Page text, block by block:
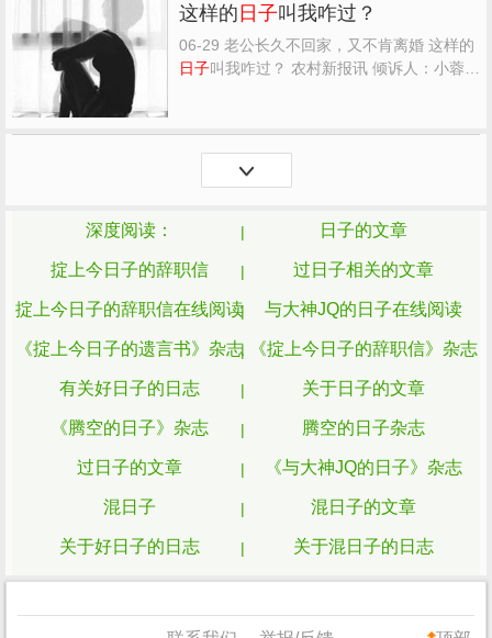
议都被他以“太累”“乱花钱”“折腾”等借口否决
后，...
这样的 日子叫我咋过？
06-29 老公长久不回家，又不肯离婚 这样的
日子叫我咋过？ 农村新报讯 倾诉人：小蓉
初一，他除夕没在家过，直到初一才回屋。
，公公婆婆心想...
深度阅读： 日子的文章
掟上今日子的辞职信 过日子相关的文章
掟上今日子的辞职信在线阅读 与大神JQ的日子在线阅读
《掟上今日子的遗言书》杂志 《掟上今日子的辞职信》杂志
有关好日子的日志 关于日子的文章
《腾空的日子》杂志 腾空的日子杂志
过日子的文章 《与大神JQ的日子》杂志
混日子 混日子的文章
关于好日子的日志 关于混日子的日志
《腾空的日子》 有关混日子的日志